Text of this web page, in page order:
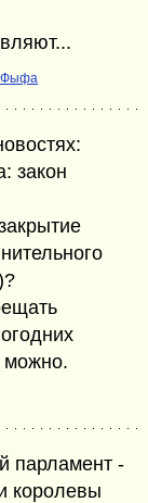
Фыфа
закон
можно.
парламент -
королевы